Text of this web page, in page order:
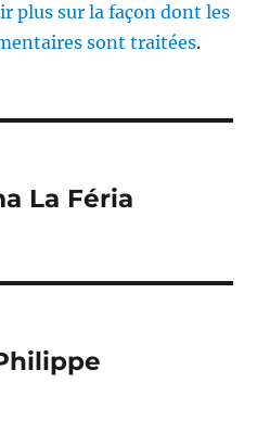
plus sur la façon dont les
sont traitées.
La Féria